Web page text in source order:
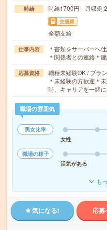
時給 時給1700円 月収例
交通費
全額支給
仕事内容
＊書類をサーバーへ
＊関係者との連絡＊
応募資格
職種未経験OK / ブラ
＊未経験の方歓迎＊
時、キャリアを一緒
職場の雰囲気
男女比率
女性
職場の様子
活気がある
も
気になる! 応